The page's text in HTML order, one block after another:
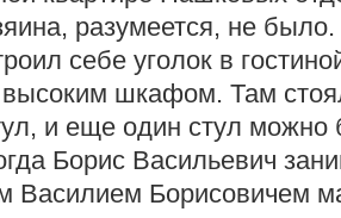
разумеется, не
себе уголок в
высоким шкафом. Там
и еще один стул можно
Борис Васильевич
Василием Борисовичем